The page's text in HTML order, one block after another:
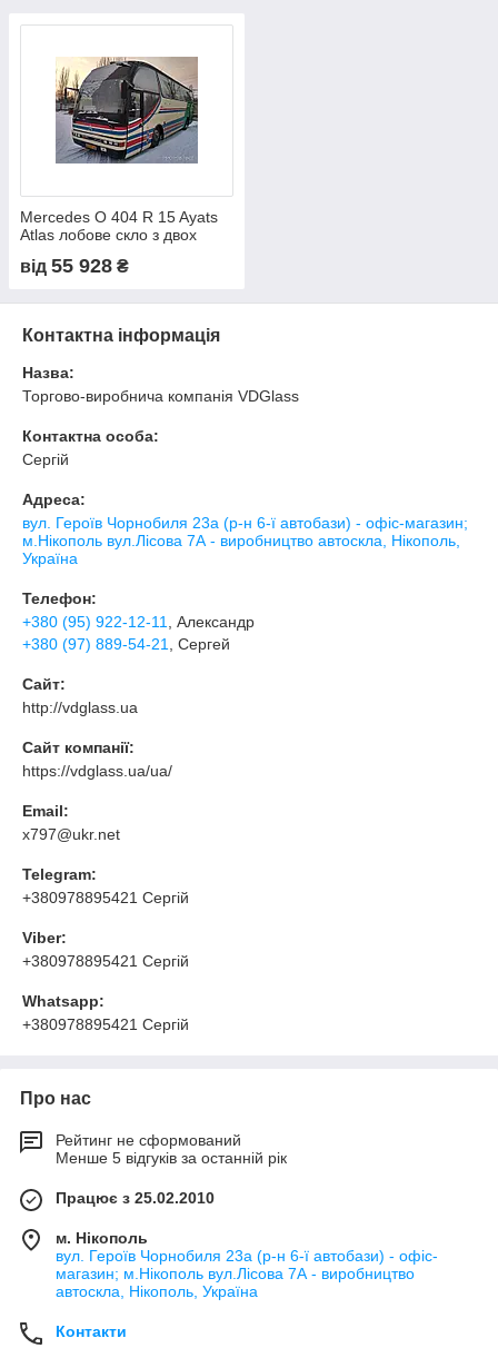
Mercedes O 404 R 15 Ayats
Atlas лобове скло з двох
території фірми
від 55 928 ₴
Контактна інформація
Назва:
Торгово-виробнича компанія VDGlass
Контактна особа:
Сергій
Адреса:
вул. Героїв Чорнобиля 23а (р-н 6-ї автобази) - офіс-магазин;
м.Нікополь вул.Лісова 7А - виробництво автоскла, Нікополь,
Україна
Телефон:
+380 (95) 922-12-11
, Александр
+380 (97) 889-54-21
, Сергей
Сайт:
http://vdglass.ua
Сайт компанії:
https://vdglass.ua/ua/
Email:
x797@ukr.net
Telegram:
+380978895421 Сергій
Viber:
+380978895421 Сергій
Whatsapp:
+380978895421 Сергій
Про нас
Рейтинг не сформований
Менше 5 відгуків за останній рік
Працює з 25.02.2010
м. Нікополь
вул. Героїв Чорнобиля 23а (р-н 6-ї автобази) - офіс-
магазин; м.Нікополь вул.Лісова 7А - виробництво
автоскла, Нікополь, Україна
Контакти